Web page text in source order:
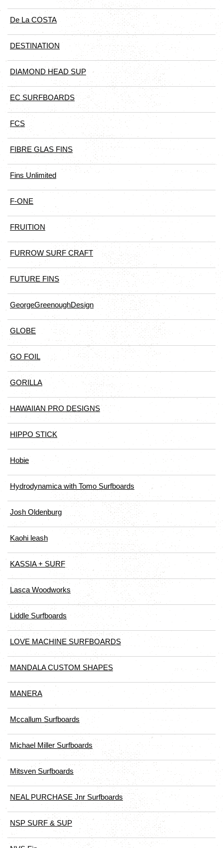
De La COSTA
DESTINATION
DIAMOND HEAD SUP
EC SURFBOARDS
FCS
FIBRE GLAS FINS
Fins Unlimited
F-ONE
FRUITION
FURROW SURF CRAFT
FUTURE FINS
GeorgeGreenoughDesign
GLOBE
GO FOIL
GORILLA
HAWAIIAN PRO DESIGNS
HIPPO STICK
Hobie
Hydrodynamica with Tomo Surfboards
Josh Oldenburg
Kaohi leash
KASSIA + SURF
Lasca Woodworks
Liddle Surfboards
LOVE MACHINE SURFBOARDS
MANDALA CUSTOM SHAPES
MANERA
Mccallum Surfboards
Michael Miller Surfboards
Mitsven Surfboards
NEAL PURCHASE Jnr Surfboards
NSP SURF & SUP